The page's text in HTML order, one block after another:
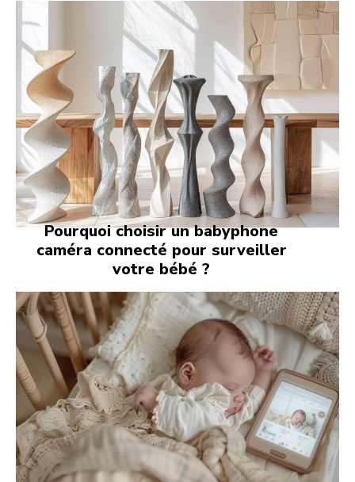
Pourquoi choisir un babyphone
caméra connecté pour surveiller
votre bébé ?